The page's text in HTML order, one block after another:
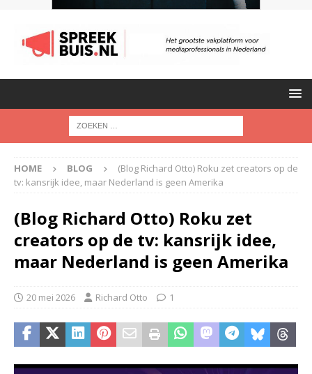
HOME BLOG
(Blog Richard Otto) Roku zet creators op de
tv: kansrijk idee, maar Nederland is geen Amerika
(Blog Richard Otto) Roku zet
creators op de tv: kansrijk idee,
maar Nederland is geen Amerika
20 mei 2026 Richard Otto 1